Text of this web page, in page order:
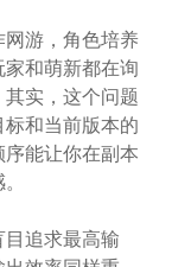
网游，角色培养
和萌新都在询
实，这个问题
和当前版本的
能让你在副本
追求最高输